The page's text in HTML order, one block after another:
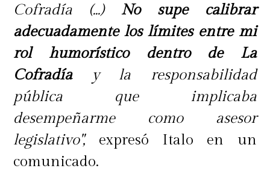
Cofradía (...) No supe calibrar
adecuadamente los límites entre mi
rol humorístico dentro de La
Cofradíay la responsabilidad
pública que implicaba
desempeñarme como asesor
legislativo",expresó Italo en un
comunicado.